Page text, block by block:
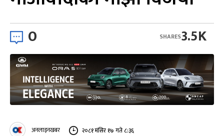
0 3.5K
SHARES
अनलाइनखबर २०८१ मंसिर १७ गते ८:३६